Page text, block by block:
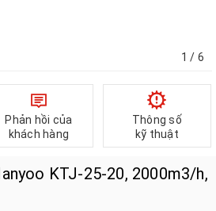
1 / 6
Phản hồi của
khách hàng
Thông số
kỹ thuật
KTJ-25-20, 2000m3/h,